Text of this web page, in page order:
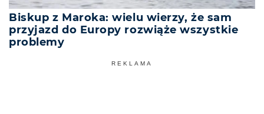
Biskup z Maroka: wielu wierzy, że sam
przyjazd do Europy rozwiąże wszystkie
problemy
REKLAMA